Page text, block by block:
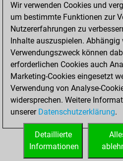
Bauernopfer
Matt auf vollem Brett
Bauer setzt Matt
Erstickte Matts
Unterverwandlungen
Türme auf der siebten
STARTSEITE
Wir verwenden Cookies und
um bestimmte Funktionen zur
Nutzererfahrungen zu
Inhalte auszuspielen. Abhängig
Verwendungszweck können
erforderlichen Cookies auch
Marketing-Cookies eingesetzt
Verwendung von Analyse-
widersprechen. Weitere
unserer Datenschutzerklärung.
Detaillierte
Informationen